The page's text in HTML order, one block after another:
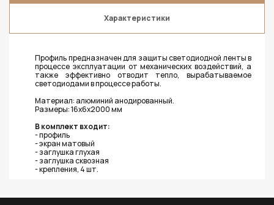
Характеристики
Профиль предназначен для защиты светодиодной ленты в
процессе эксплуатации от механических воздействий, а
также эффективно отводит тепло, вырабатываемое
светодиодами в процессе работы.
Материал: алюминий анодированный.
Размеры: 16х6х2000 мм
В комплект входит:
- профиль
- экран матовый
- заглушка глухая
- заглушка сквозная
- крепления, 4 шт.